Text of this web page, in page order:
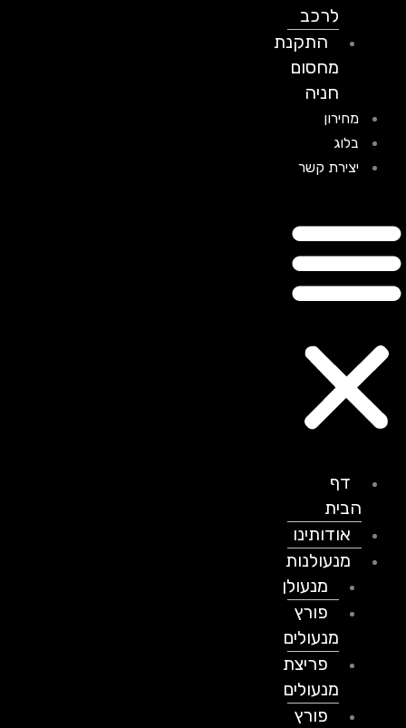
לרכב
התקנת
מחסום
חניה
מחירון
בלוג
יצירת קשר
דף
הבית
אודותינו
מנעולנות
מנעולן
פורץ
מנעולים
פריצת
מנעולים
פורץ